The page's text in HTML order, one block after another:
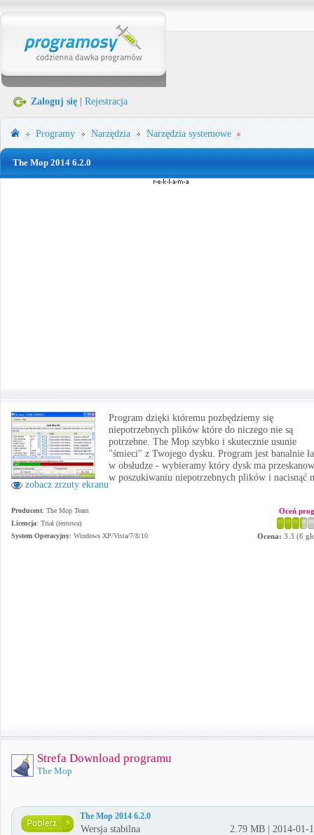
Zaloguj się Rejestracja
Programy Narzędzia Narzędzia systemowe
The Mop 2014 6.2.0
zobacz zrzuty ekranu
Program dzięki któremu pozbędziemy się
niepotrzebnych plików które do niczego nie są
potrzebne. The Mop szybko i skutecznie usunie
"śmieci" z Twojego dysku. Program jest banalnie
w obsłudze - wybieramy który dysk ma
w poszukiwaniu niepotrzebnych plików i nacisnąć
Producent: The Mop Team
Licencja: Trial (testowa)
System Operacyjny: Windows XP/Vista/7/8/10
Oceń
Ocena: 3.3 (6
Strefa Download programu
The Mop
The Mop 2014 6.2.0
Wersja stabilna 2.79 MB | 2014-01-